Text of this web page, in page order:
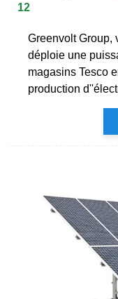
12
Greenvolt Group,
déploie une
magasins Tesco
production